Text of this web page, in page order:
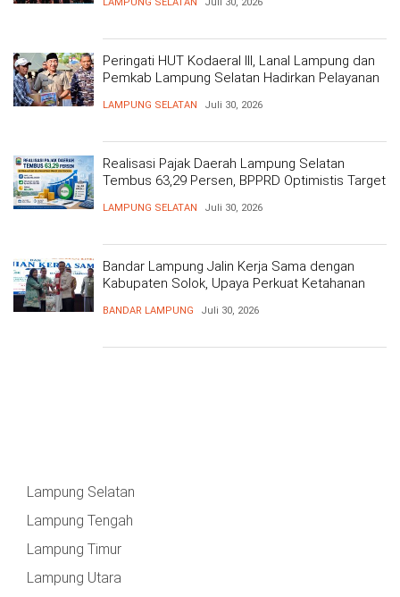
Peringati HUT Kodaeral III, Lanal Lampung dan
Pemkab Lampung Selatan Hadirkan Pelayanan
LAMPUNG SELATAN Juli 30, 2026
Realisasi Pajak Daerah Lampung Selatan
Tembus 63,29 Persen, BPPRD Optimistis Target
LAMPUNG SELATAN Juli 30, 2026
Bandar Lampung Jalin Kerja Sama dengan
Kabupaten Solok, Upaya Perkuat Ketahanan
BANDAR LAMPUNG Juli 30, 2026
Lampung Selatan
Lampung Tengah
Lampung Timur
Lampung Utara